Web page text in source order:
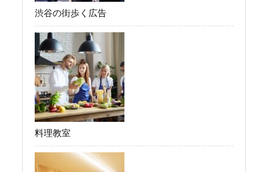
渋谷の街歩く広告
料理教室